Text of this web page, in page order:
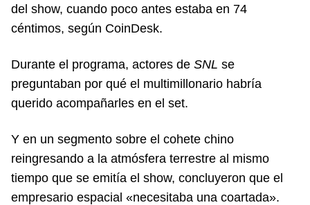
del show, cuando poco antes estaba en 74
céntimos, según CoinDesk.
Durante el programa, actores de SNL se
preguntaban por qué el multimillonario habría
querido acompañarles en el set.
Y en un segmento sobre el cohete chino
reingresando a la atmósfera terrestre al mismo
tiempo que se emitía el show, concluyeron que el
empresario espacial «necesitaba una coartada».